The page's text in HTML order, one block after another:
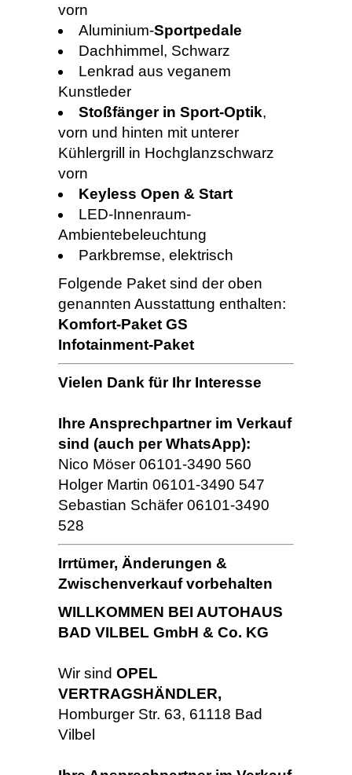
vorn
Aluminium-Sportpedale
Dachhimmel, Schwarz
Lenkrad aus veganem
Kunstleder
Stoßfänger in Sport-Optik,
vorn und hinten mit unterer
Kühlergrill in Hochglanzschwarz
vorn
Keyless Open & Start
LED-Innenraum-
Ambientebeleuchtung
Parkbremse, elektrisch
Folgende Paket sind der oben
genannten Ausstattung enthalten:
Komfort-Paket GS
Infotainment-Paket
Vielen Dank für Ihr Interesse
Ihre Ansprechpartner im Verkauf
sind (auch per WhatsApp):
Nico Möser 06101-3490 560
Holger Martin 06101-3490 547
Sebastian Schäfer 06101-3490
528
Irrtümer, Änderungen &
Zwischenverkauf vorbehalten
WILLKOMMEN BEI AUTOHAUS
BAD VILBEL GmbH & Co. KG
Wir sind OPEL
VERTRAGSHÄNDLER,
Homburger Str. 63, 61118 Bad
Vilbel